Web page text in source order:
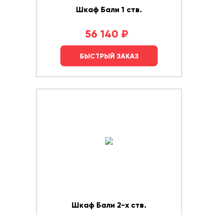
Шкаф Бали 1 ств.
56 140 ₽
БЫСТРЫЙ ЗАКАЗ
Шкаф Бали 2-х ств.